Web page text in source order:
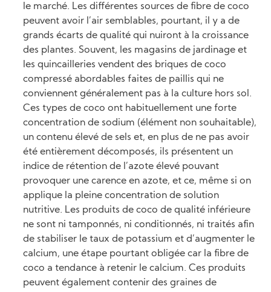
le marché. Les différentes sources de fibre de coco
peuvent avoir l’air semblables, pourtant, il y a de
grands écarts de qualité qui nuiront à la croissance
des plantes. Souvent, les magasins de jardinage et
les quincailleries vendent des briques de coco
compressé abordables faites de paillis qui ne
conviennent généralement pas à la culture hors sol.
Ces types de coco ont habituellement une forte
concentration de sodium (élément non souhaitable),
un contenu élevé de sels et, en plus de ne pas avoir
été entièrement décomposés, ils présentent un
indice de rétention de l’azote élevé pouvant
provoquer une carence en azote, et ce, même si on
applique la pleine concentration de solution
nutritive. Les produits de coco de qualité inférieure
ne sont ni tamponnés, ni conditionnés, ni traités afin
de stabiliser le taux de potassium et d’augmenter le
calcium, une étape pourtant obligée car la fibre de
coco a tendance à retenir le calcium. Ces produits
peuvent également contenir des graines de